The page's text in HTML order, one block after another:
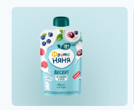
Начинаем прикорм
Расширяем меню
Едим как взрослые